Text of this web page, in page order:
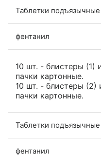
Таблетки подъязычные
фентанил
10 шт. - блистеры
пачки картонные.
10 шт. - блистеры
пачки картонные.
Таблетки подъязычные
фентанил